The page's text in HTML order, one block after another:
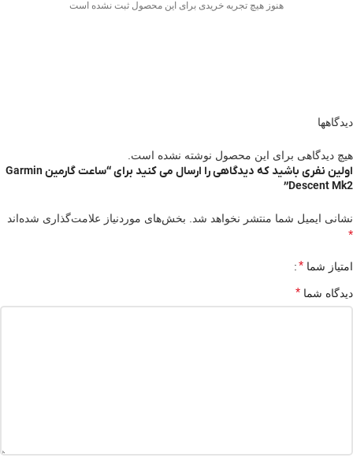
هنوز هیچ تجربه خریدی برای این محصول ثبت نشده است
دیدگاهها
هیچ دیدگاهی برای این محصول نوشته نشده است.
اولین نفری باشید که دیدگاهی را ارسال می کنید برای “ساعت گارمین Garmin
Descent Mk2”
نشانی ایمیل شما منتشر نخواهد شد. بخش‌های موردنیاز علامت‌گذاری شده‌اند
*
امتیاز شما *
دیدگاه شما *